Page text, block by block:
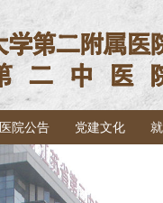
医院公告 党建文化